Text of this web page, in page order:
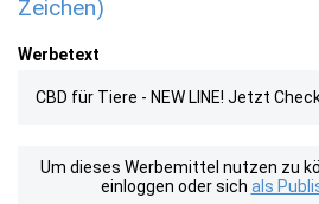
Zeichen)
Werbetext
CBD für Tiere - NEW LINE! Jetzt
Um dieses Werbemittel nutzen zu
einloggen oder sich als